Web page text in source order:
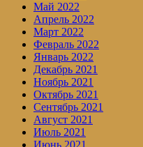
Май 2022
Апрель 2022
Март 2022
Февраль 2022
Январь 2022
Декабрь 2021
Ноябрь 2021
Октябрь 2021
Сентябрь 2021
Август 2021
Июль 2021
Июнь 2021